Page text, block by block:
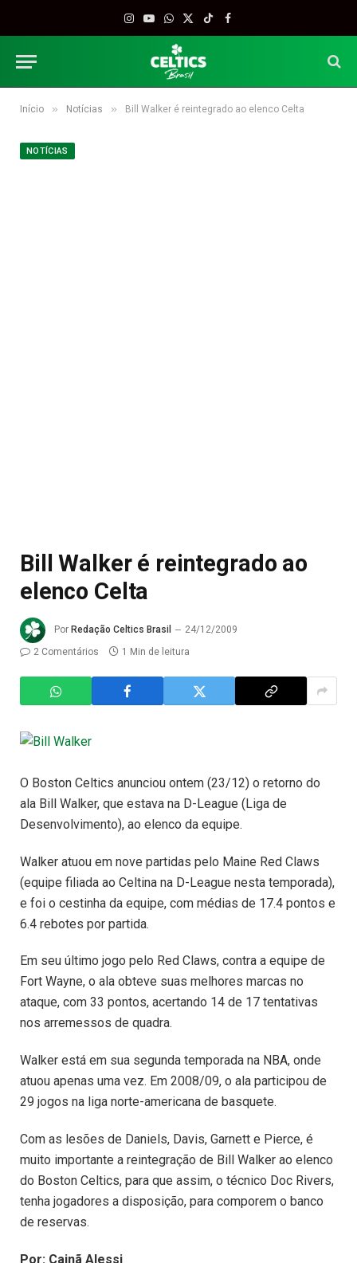
Instagram
YouTube
WhatsApp
X
TikTokFacebook
Início » Notícias » Bill Walker é reintegrado ao elenco Celta
NOTÍCIAS
Bill Walker é reintegrado ao
elenco Celta
Por Redação Celtics Brasil
24/12/2009
2 Comentários
1 Min de leitura
O Boston Celtics anunciou ontem (23/12) o retorno do
ala Bill Walker, que estava na D-League (Liga de
Desenvolvimento), ao elenco da equipe.
Walker atuou em nove partidas pelo Maine Red Claws
(equipe filiada ao Celtina na D-League nesta temporada),
e foi o cestinha da equipe, com médias de 17.4 pontos e
6.4 rebotes por partida.
Em seu último jogo pelo Red Claws, contra a equipe de
Fort Wayne, o ala obteve suas melhores marcas no
ataque, com 33 pontos, acertando 14 de 17 tentativas
nos arremessos de quadra.
Walker está em sua segunda temporada na NBA, onde
atuou apenas uma vez. Em 2008/09, o ala participou de
29 jogos na liga norte-americana de basquete.
Com as lesões de Daniels, Davis, Garnett e Pierce, é
muito importante a reintegração de Bill Walker ao elenco
do Boston Celtics, para que assim, o técnico Doc Rivers,
tenha jogadores a disposição, para comporem o banco
de reservas.
Por: Cainã Alessi